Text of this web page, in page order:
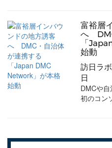
富裕層
へ
「
始動
訪日ラ
日
DMCや
初のコン